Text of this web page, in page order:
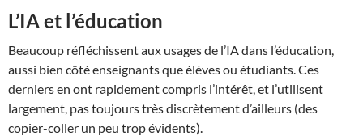
L’IA et l’éducation
Beaucoup réfléchissent aux usages de l’IA dans l’éducation,
aussi bien côté enseignants que élèves ou étudiants. Ces
derniers en ont rapidement compris l’intérêt, et l’utilisent
largement, pas toujours très discrètement d’ailleurs (des
copier-coller un peu trop évidents).